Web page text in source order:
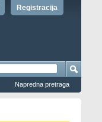
Registracija
Napredna pretraga